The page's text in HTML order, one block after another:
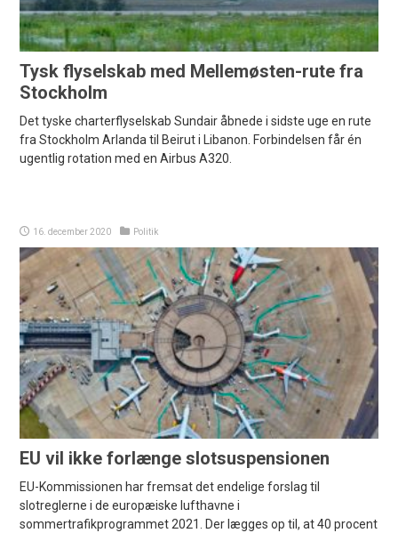
Tysk flyselskab med Mellemøsten-rute fra
Stockholm
Det tyske charterflyselskab Sundair åbnede i sidste uge en rute
fra Stockholm Arlanda til Beirut i Libanon. Forbindelsen får én
ugentlig rotation med en Airbus A320.
16. december 2020 Politik
EU vil ikke forlænge slotsuspensionen
EU-Kommissionen har fremsat det endelige forslag til
slotreglerne i de europæiske lufthavne i
sommertrafikprogrammet 2021. Der lægges op til, at 40 procent